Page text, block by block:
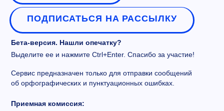
ПОДПИСАТЬСЯ НА РАССЫЛКУ
Бета-версия. Нашли опечатку?
Выделите ее и нажмите Ctrl+Enter. Спасибо за участие!
Сервис предназначен только для отправки сообщений
об орфографических и пунктуационных ошибках.
Приемная комиссия: